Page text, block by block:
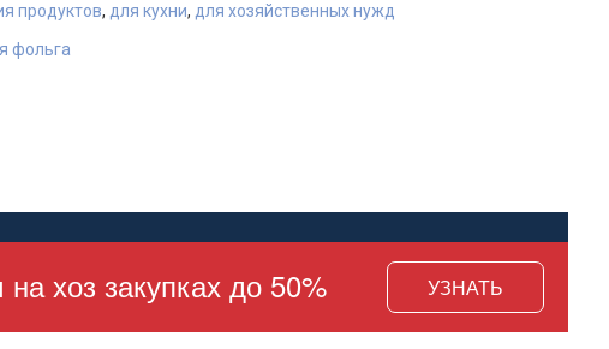
продуктов, для кухни, для хозяйственных нужд
фольга
хоз закупках до 50% УЗНАТЬ